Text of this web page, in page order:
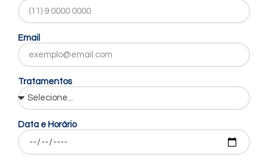
Email
Tratamentos
Data e Horário